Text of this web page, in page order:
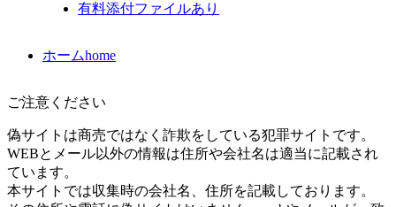
有料添付ファイルあり
ホームhome
ご注意ください
偽サイトは商売ではなく詐欺をしている犯罪サイトです。
WEBとメール以外の情報は住所や会社名は適当に記載され
ています。
本サイトでは収集時の会社名、住所を記載しております。